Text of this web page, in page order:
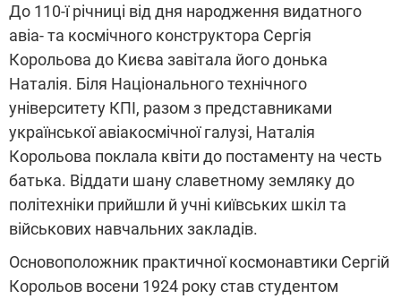
До 110-ї річниці від дня народження видатного
авіа- та космічного конструктора Сергія
Корольова до Києва завітала його донька
Наталія. Біля Національного технічного
університету КПІ, разом з представниками
української авіакосмічної галузі, Наталія
Корольова поклала квіти до постаменту на честь
батька. Віддати шану славетному земляку до
політехніки прийшли й учні київських шкіл та
військових навчальних закладів.
Основоположник практичної космонавтики Сергій
Корольов восени 1924 року став студентом